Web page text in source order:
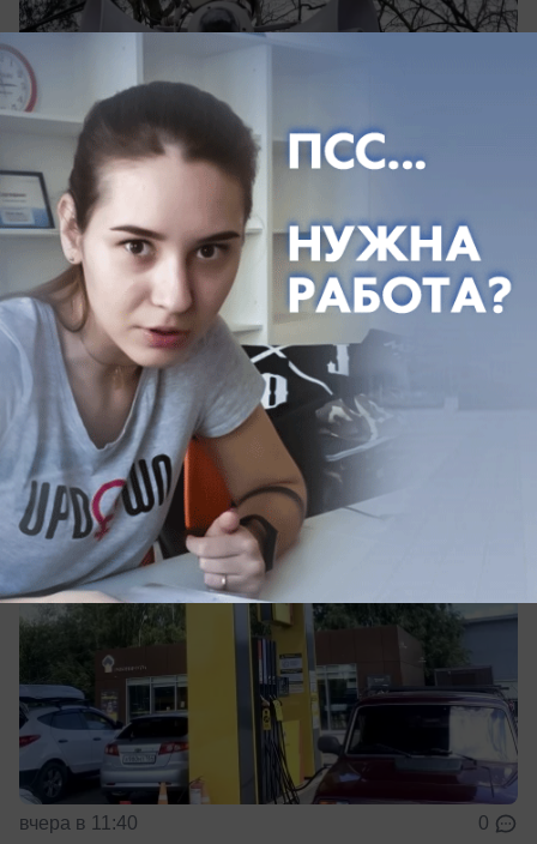
вчера в 13:00
Общество
9 августа в Новороссийске работают
27 АЗС: топливо есть, но с
ограничениями
Где можно заправиться?
вчера в 11:40 0